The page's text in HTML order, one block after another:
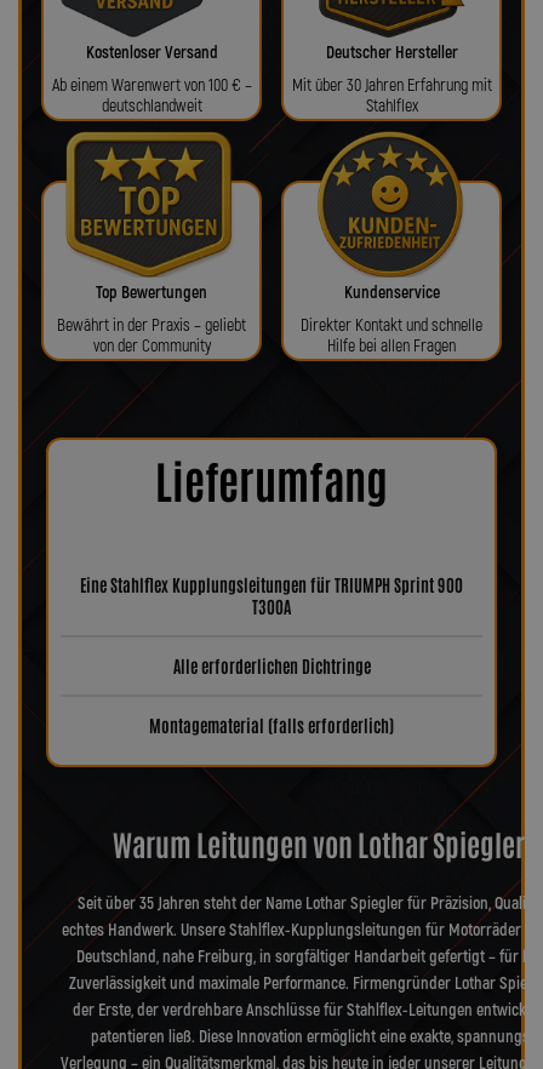
Kostenloser Versand
Ab einem Warenwert von 100 € –
deutschlandweit
Deutscher Hersteller
Mit über 30 Jahren Erfahrung mit
Stahlflex
Top Bewertungen
Bewährt in der Praxis – geliebt
von der Community
Kundenservice
Direkter Kontakt und schnelle
Hilfe bei allen Fragen
Lieferumfang
Eine Stahlflex Kupplungsleitungen für TRIUMPH Sprint 900
T300A
Alle erforderlichen Dichtringe
Montagematerial (falls erforderlich)
Warum Leitungen von Lothar Spiegler?
Seit über 35 Jahren steht der Name Lothar Spiegler für Präzision,
echtes Handwerk. Unsere Stahlflex-Kupplungsleitungen für Motorräder
Deutschland, nahe Freiburg, in sorgfältiger Handarbeit gefertigt – für
Zuverlässigkeit und maximale Performance. Firmengründer Lothar
der Erste, der verdrehbare Anschlüsse für Stahlflex-Leitungen
patentieren ließ. Diese Innovation ermöglicht eine exakte,
Verlegung – ein Qualitätsmerkmal, das bis heute in jeder unserer